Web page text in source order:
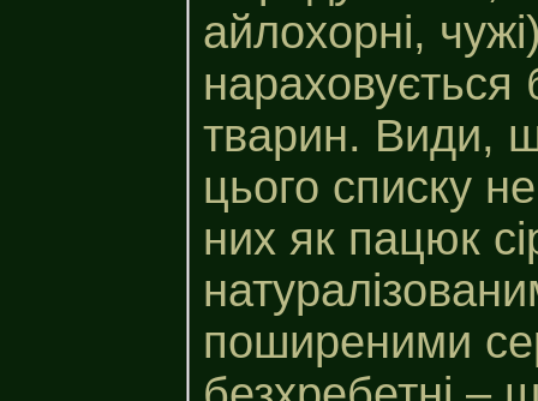
айлохорні,
нараховується
тварин. Види,
цього списку
них як пацюк
поширеними